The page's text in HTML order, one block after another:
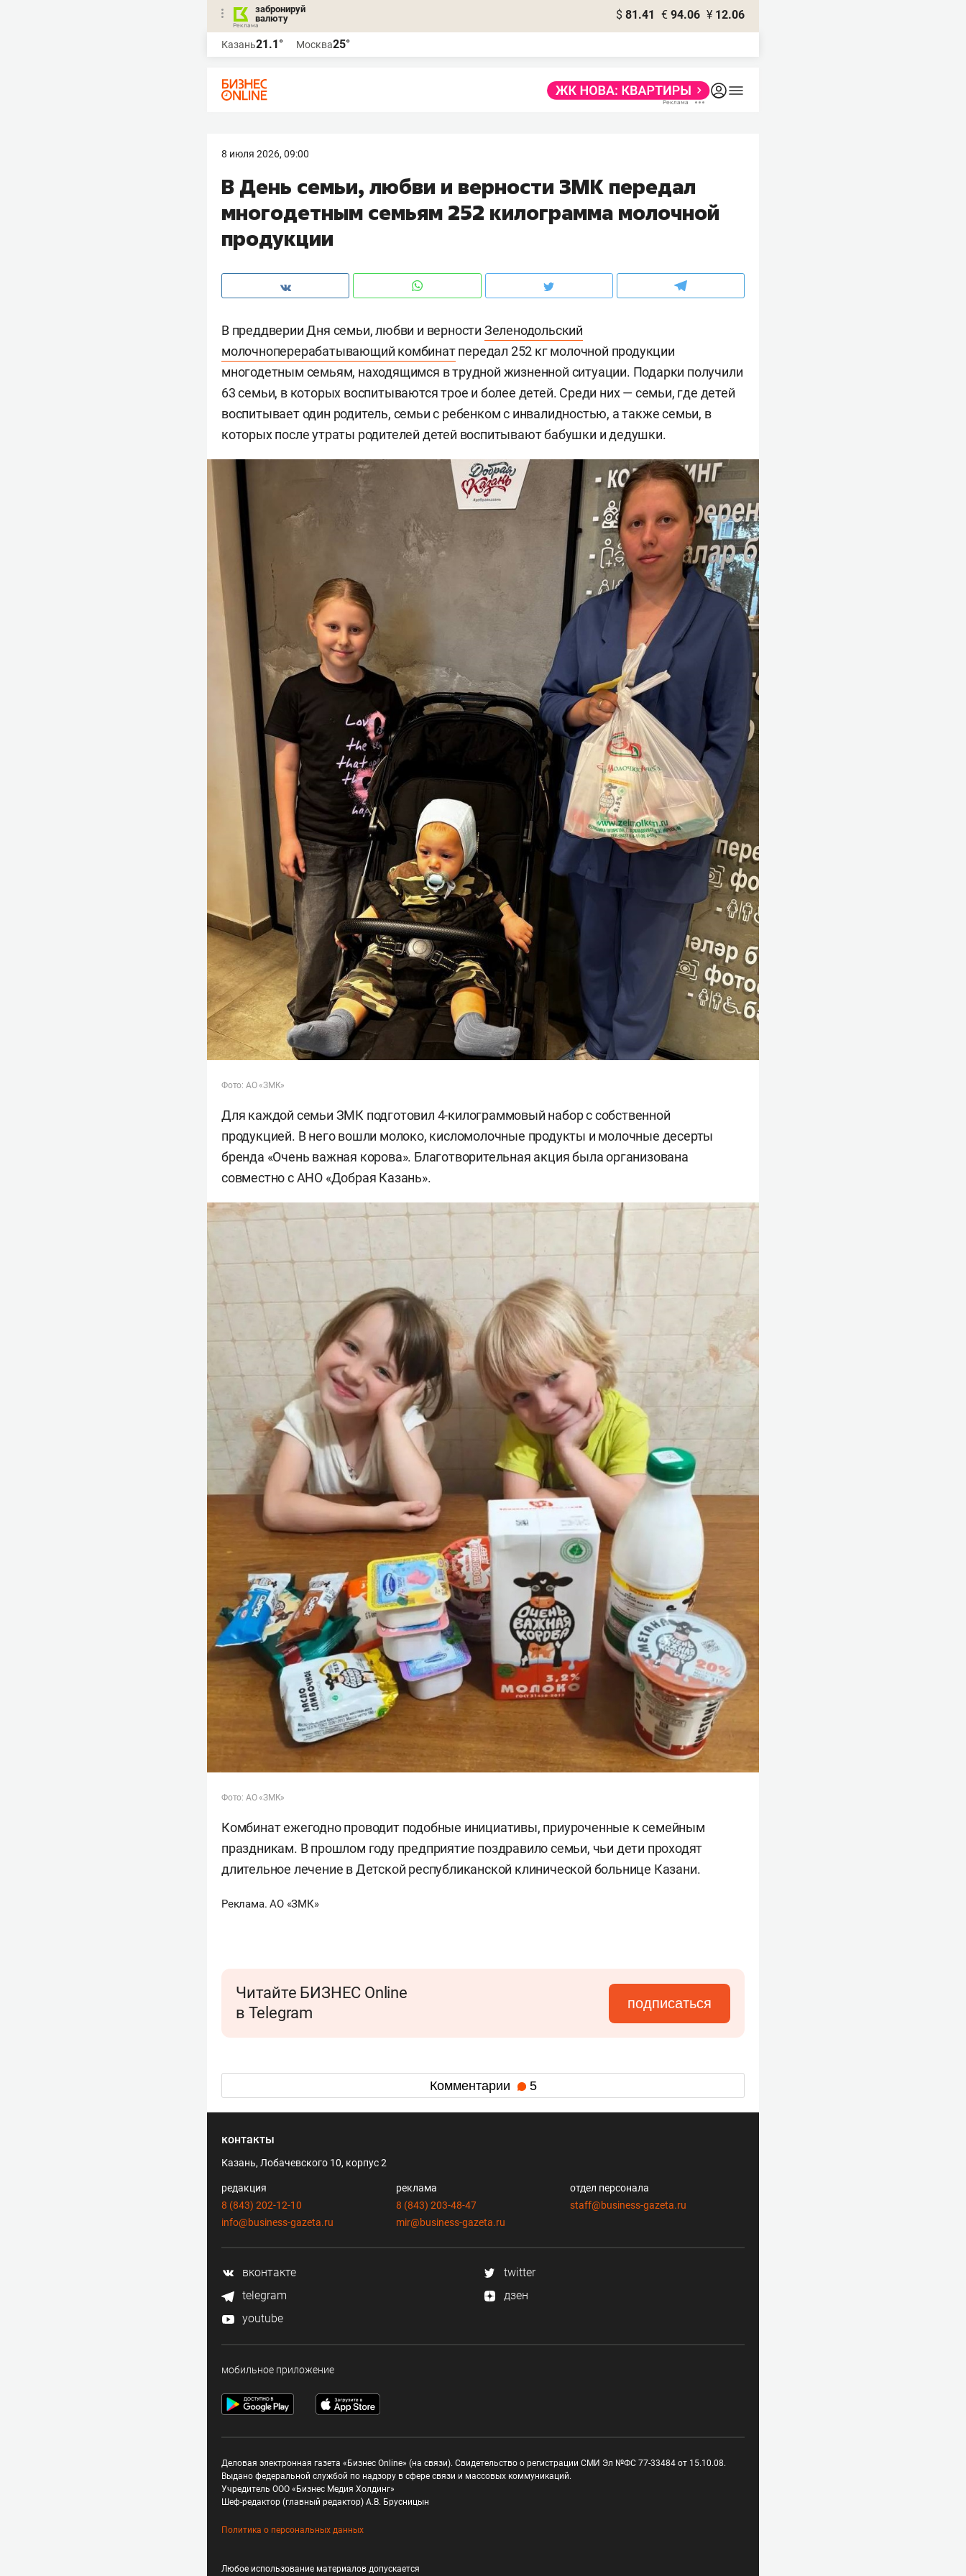
забронируй
валюту
$ 81.41 € 94.06 ¥ 12.06
Казань21.1° Москва25°
8 июля 2026, 09:00
В День семьи, любви и верности ЗМК передал
многодетным семьям 252 килограмма молочной
продукции
В преддверии Дня семьи, любви и верности Зеленодольский
молочноперерабатывающий комбинатпередал 252 кг молочной продукции
многодетным семьям, находящимся в трудной жизненной ситуации. Подарки получили
63 семьи, в которых воспитываются трое и более детей. Среди них — семьи, где детей
воспитывает один родитель, семьи с ребенком с инвалидностью, а также семьи, в
которых после утраты родителей детей воспитывают бабушки и дедушки.
Фото: АО «ЗМК»
Для каждой семьи ЗМК подготовил 4-килограммовый набор с собственной
продукцией. В него вошли молоко, кисломолочные продукты и молочные десерты
бренда «Очень важная корова». Благотворительная акция была организована
совместно с АНО «Добрая Казань».
Фото: АО «ЗМК»
Комбинат ежегодно проводит подобные инициативы, приуроченные к семейным
праздникам. В прошлом году предприятие поздравило семьи, чьи дети проходят
длительное лечение в Детской республиканской клинической больнице Казани.
Реклама. АО «ЗМК»
Читайте БИЗНЕС Online
в Telegram
подписаться
Комментарии 5
контакты
Казань, Лобачевского 10, корпус 2
редакция
8 (843) 202-12-10
info@business-gazeta.ru
реклама
8 (843) 203-48-47
mir@business-gazeta.ru
отдел персонала
staff@business-gazeta.ru
вконтакте
twitter
telegram
дзен
youtube
мобильное приложение
Деловая электронная газета «Бизнес Online» (на связи). Свидетельство о регистрации СМИ Эл №ФС 77-33484 от 15.10.08.
Выдано федеральной службой по надзору в сфере связи и массовых коммуникаций.
Учредитель ООО «Бизнес Медия Холдинг»
Шеф-редактор (главный редактор) А.В. Брусницын
Политика о персональных данных
Любое использование материалов допускается